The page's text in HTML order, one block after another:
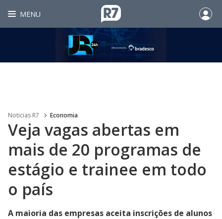
MENU
Noticias R7 Economia
Veja vagas abertas em
mais de 20 programas de
estágio e trainee em todo
o país
A maioria das empresas aceita inscrições de alunos